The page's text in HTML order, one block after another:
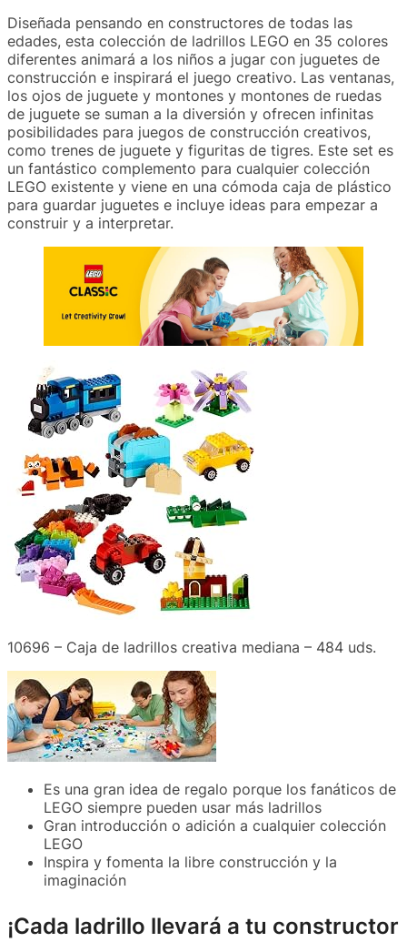
Diseñada pensando en constructores de todas las
edades, esta colección de ladrillos LEGO en 35 colores
diferentes animará a los niños a jugar con juguetes de
construcción e inspirará el juego creativo. Las ventanas,
los ojos de juguete y montones y montones de ruedas
de juguete se suman a la diversión y ofrecen infinitas
posibilidades para juegos de construcción creativos,
como trenes de juguete y figuritas de tigres. Este set es
un fantástico complemento para cualquier colección
LEGO existente y viene en una cómoda caja de plástico
para guardar juguetes e incluye ideas para empezar a
construir y a interpretar.
10696 – Caja de ladrillos creativa mediana – 484 uds.
Es una gran idea de regalo porque los fanáticos de
LEGO siempre pueden usar más ladrillos
Gran introducción o adición a cualquier colección
LEGO
Inspira y fomenta la libre construcción y la
imaginación
¡Cada ladrillo llevará a tu constructor